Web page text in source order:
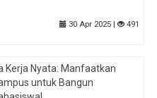
30 Apr 2025 | 491
Kerja Nyata: Manfaatkan
untuk Bangun